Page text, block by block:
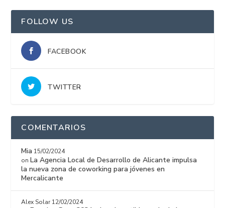
FOLLOW US
FACEBOOK
TWITTER
COMENTARIOS
Mia 15/02/2024
on La Agencia Local de Desarrollo de Alicante impulsa
la nueva zona de coworking para jóvenes en
Mercalicante
Alex Solar 12/02/2024